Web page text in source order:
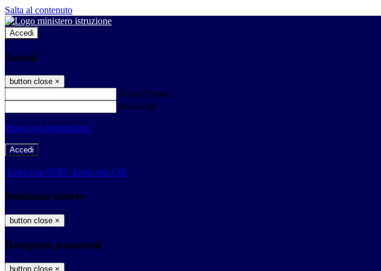
Salta al contenuto
Accedi
Accedi
button close ×
Nome Utente
Password
Password dimenticata?
-
Entra con SPID Entra con CIE
Seleziona utente
button close ×
Recupero password
button close ×